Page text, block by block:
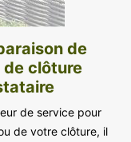
de
clôture
de service pour
de votre clôture, il